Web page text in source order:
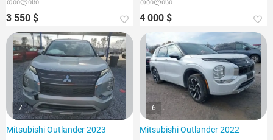
თბილისი
3 550 $
თბილისი
4 000 $
7
Mitsubishi Outlander 2023
6
Mitsubishi Outlander 2022